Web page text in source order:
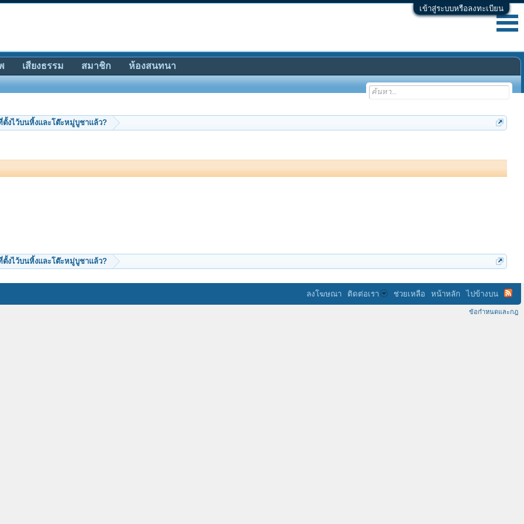
เข้าสู่ระบบหรือลงทะเบียน
งไว้บนหิ้งและโต๊ะหมู่บูชาแล้ว?
งไว้บนหิ้งและโต๊ะหมู่บูชาแล้ว?
เสียงธรรม สมาชิก ห้องสนทนา
ลงโฆษณา ติดต่อเรา ช่วยเหลือ หน้าหลัก ไปข้างบน
ข้อกำหนดและกฎ